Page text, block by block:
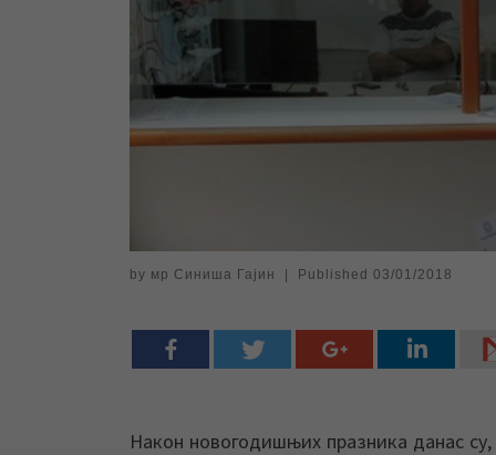
by мр Синиша Гајин Published 03/01/2018
Након новогодишњих празника данас